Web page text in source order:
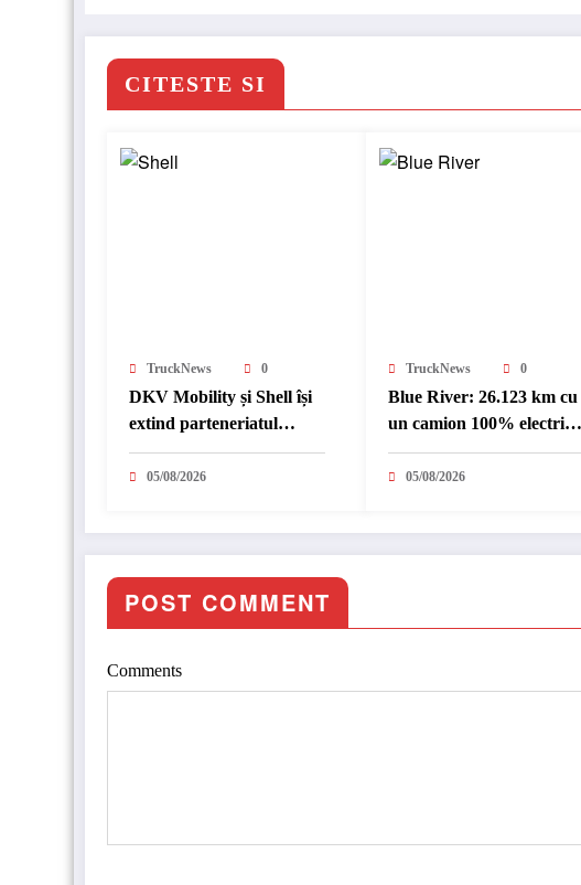
CITESTE SI
TruckNews 0
DKV Mobility și Shell își
extind parteneriatul
european
05/08/2026
TruckNews 0
Blue River: 26.123 km cu
un camion 100% electric
în transport internațional
05/08/2026
POST COMMENT
Comments